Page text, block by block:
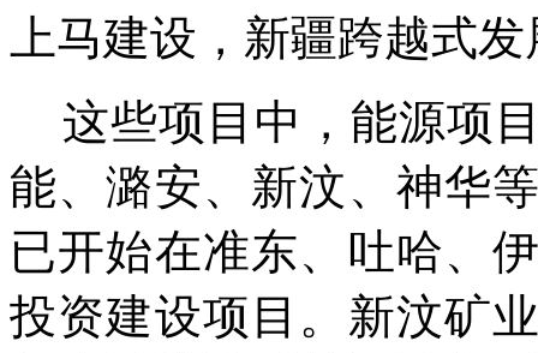
上马建设，新疆跨越式
这些项目中，能源项
能、潞安、新汶、神华
已开始在准东、吐哈、
投资建设项目。新汶矿